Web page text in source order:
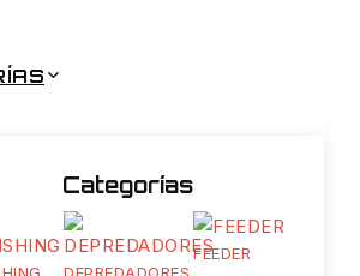
Categorías
DEPREDADORES
FEEDER